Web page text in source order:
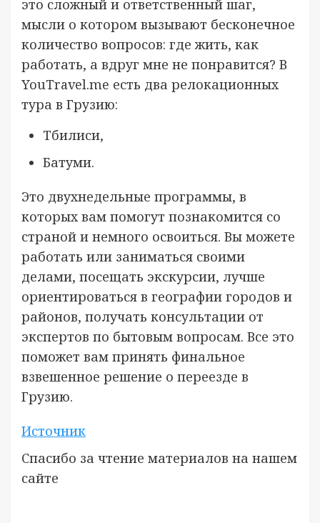
это сложный и ответственный шаг,
мысли о котором вызывают бесконечное
количество вопросов: где жить, как
работать, а вдруг мне не понравится? В
YouTravel.me есть два релокационных
тура в Грузию:
Тбилиси,
Батуми.
Это двухнедельные программы, в
которых вам помогут познакомится со
страной и немного освоиться. Вы можете
работать или заниматься своими
делами, посещать экскурсии, лучше
ориентироваться в географии городов и
районов, получать консультации от
экспертов по бытовым вопросам. Все это
поможет вам принять финальное
взвешенное решение о переезде в
Грузию.
Источник
Спасибо за чтение материалов на нашем
сайте